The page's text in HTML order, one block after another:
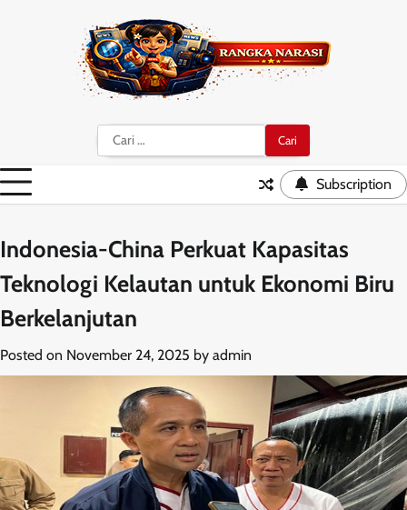
Cari
untuk:
Subscription
Indonesia-China Perkuat Kapasitas
Teknologi Kelautan untuk Ekonomi Biru
Berkelanjutan
Posted on November 24, 2025 by admin